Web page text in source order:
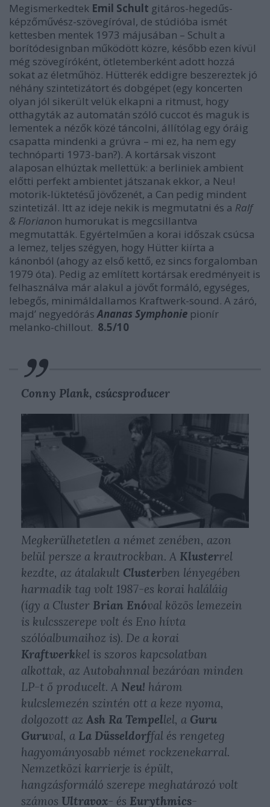
Megismerkedtek Emil Schult gitáros-hegedűs-
képzőművész-szövegíróval, de stúdióba ismét
kettesben mentek 1973 májusában – Schult a
borítódesignban működött közre, később ezen kívül
még szövegíróként, ötletemberként adott hozzá
sokat az életműhöz. Hütterék eddigre beszereztek jó
néhány szintetizátort és dobgépet (egy koncerten
olyan jól sikerült velük elkapni a ritmust, hogy
otthagyták az automatán szóló cuccot és maguk is
lementek a nézők közé táncolni, állítólag egy óráig
csapatta mindenki a grúvra – mi ez, ha nem egy
technóparti 1973-ban?). A kortársak viszont
alaposan elhúztak mellettük: a berliniek ambient
előtti perfekt ambientet játszanak ekkor, a Neu!
motorik-lüktetésű jövőzenét, a Can pedig mindent
szintetizál. Itt az ideje nekik is megmutatni és a Ralf
& Florianon humorukat is megcsillantva
megmutatták. Egyértelműen a korai időszak csúcsa
a lemez, teljes szégyen, hogy Hütter kiírta a
kánonból (ahogy az első kettő, ez sincs forgalomban
1979 óta). Pedig az említett kortársak eredményeit is
felhasználva már alakul a jövőt formáló, egységes,
lebegős, minimáldallamos Kraftwerk-sound. A záró,
majd’ negyedórásAnanas Symphonie pionír
melanko-chillout. 8.5/10
Conny Plank, csúcsproducer
Megkerülhetetlen a német zenében, azon
belül persze a krautrockban. A Klusterrel
kezdte, az átalakult Clusterben lényegében
harmadik tag volt 1987-es korai haláláig
(így a Cluster Brian Enóval közös lemezein
is kulcsszerepe volt és Eno hívta
szólóalbumaihoz is). De a korai
Kraftwerkkel is szoros kapcsolatban
alkottak, az Autobahnnal bezáróan minden
LP-t ő producelt. A Neu! három
kulcslemezén szintén ott a keze nyoma,
dolgozott az Ash Ra Tempellel, a Guru
Guruval, a La Düsseldorffal és rengeteg
hagyományosabb német rockzenekarral.
Nemzetközi karrierje is épült,
hangzásformáló szerepe meghatározó volt
számos Ultravox- és Eurythmics-